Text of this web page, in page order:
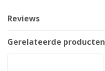
Reviews
Gerelateerde producten